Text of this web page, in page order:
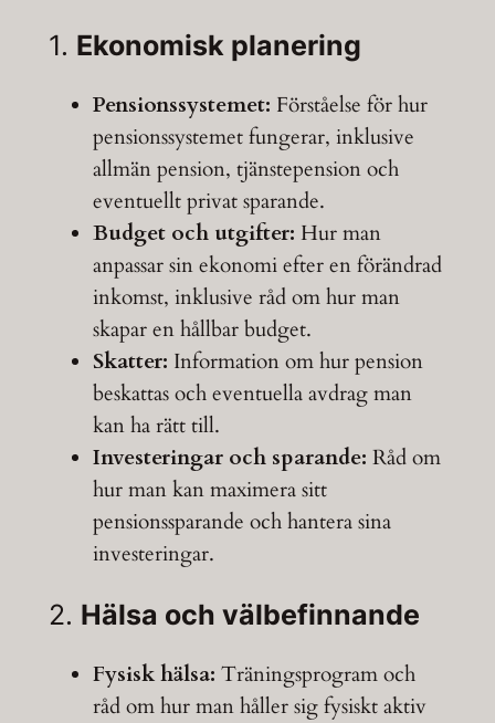
1. Ekonomisk planering
Pensionssystemet: Förståelse för hur
pensionssystemet fungerar, inklusive
allmän pension, tjänstepension och
eventuellt privat sparande.
Budget och utgifter: Hur man
anpassar sin ekonomi efter en förändrad
inkomst, inklusive råd om hur man
skapar en hållbar budget.
Skatter: Information om hur pension
beskattas och eventuella avdrag man
kan ha rätt till.
Investeringar och sparande: Råd om
hur man kan maximera sitt
pensionssparande och hantera sina
investeringar.
2. Hälsa och välbefinnande
Fysisk hälsa: Träningsprogram och
råd om hur man håller sig fysiskt aktiv